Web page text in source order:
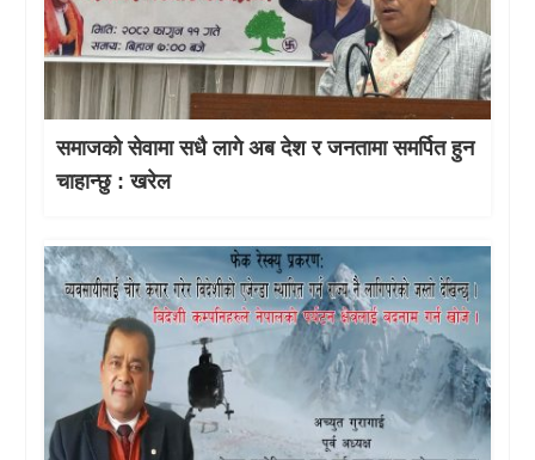
समाजको सेवामा सधै लागे अब देश र जनतामा समर्पित हुन
चाहान्छु : खरेल